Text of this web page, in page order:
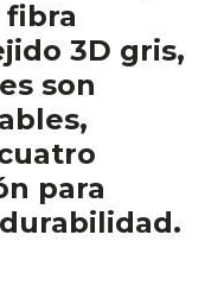
fibra
3D gris,
son
para